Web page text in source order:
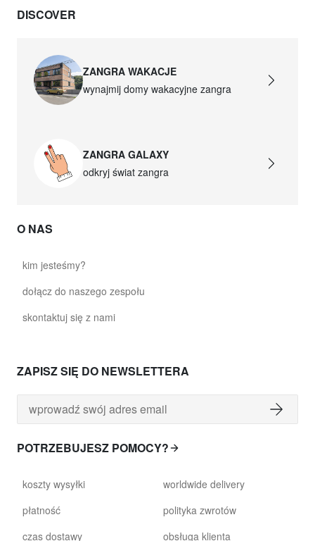
DISCOVER
ZANGRA WAKACJE
wynajmij domy wakacyjne zangra
ZANGRA GALAXY
odkryj świat zangra
O NAS
kim jesteśmy?
dołącz do naszego zespołu
skontaktuj się z nami
ZAPISZ SIĘ DO NEWSLETTERA
POTRZEBUJESZ POMOCY?
koszty wysyłki
płatność
czas dostawy
worldwide delivery
polityka zwrotów
obsługa klienta